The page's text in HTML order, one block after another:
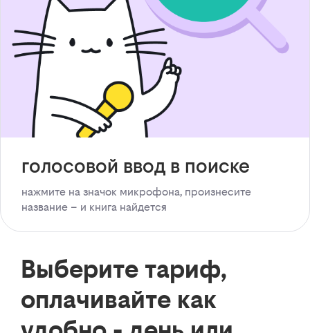
голосовой ввод в поиске
нажмите на значок микрофона, произнесите
название – и книга найдется
Выберите тариф,
оплачивайте как